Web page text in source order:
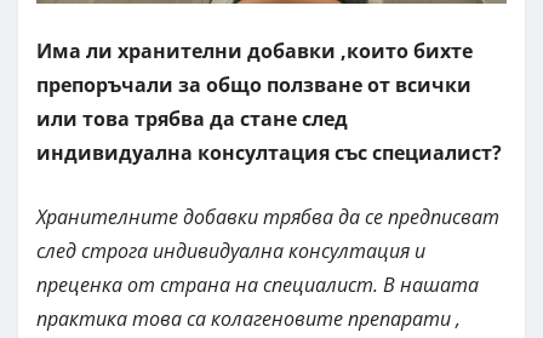
Има ли хранителни добавки ,които бихте
препоръчали за общо ползване от всички
или това трябва да стане след
индивидуална консултация със специалист?
Хранителните добавки трябва да се предписват
след строга индивидуална консултация и
преценка от страна на специалист. В нашата
практика това са колагеновите препарати ,